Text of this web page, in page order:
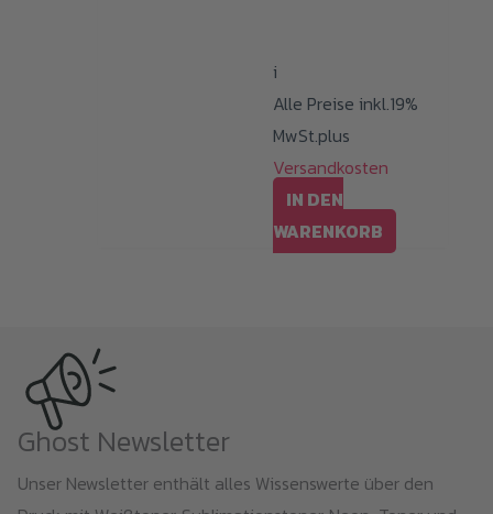
i
Alle Preise inkl.19%
MwSt.plus
Versandkosten
IN DEN
WARENKORB
Ghost Newsletter
Unser Newsletter enthält alles Wissenswerte über den